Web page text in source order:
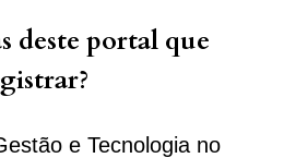
deste portal que
e Tecnologia no